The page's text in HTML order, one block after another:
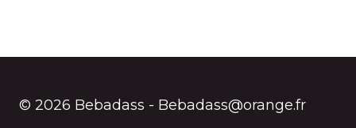
© 2026 Bebadass - Bebadass@orange.fr